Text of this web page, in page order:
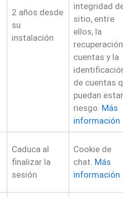
2 años desde
su
instalación
integridad
sitio, entre
ellos, la
cuentas y la
de cuentas
puedan
riesgo. Más
información
Caduca al
finalizar la
sesión
Cookie de
chat. Más
información